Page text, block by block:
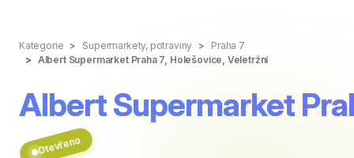
Kategorie Supermarkety, potraviny
Praha 7
Albert Supermarket Praha 7, Holešovice, Veletržní
Albert Supermarket
Otevřeno